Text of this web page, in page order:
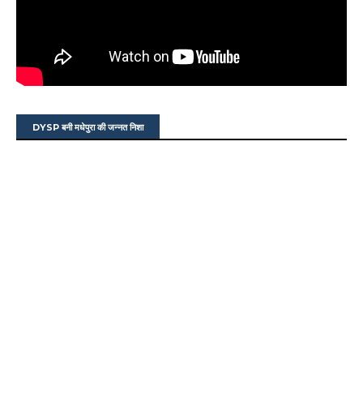
DYSP बनी मधेपुरा की जन्नत निशा